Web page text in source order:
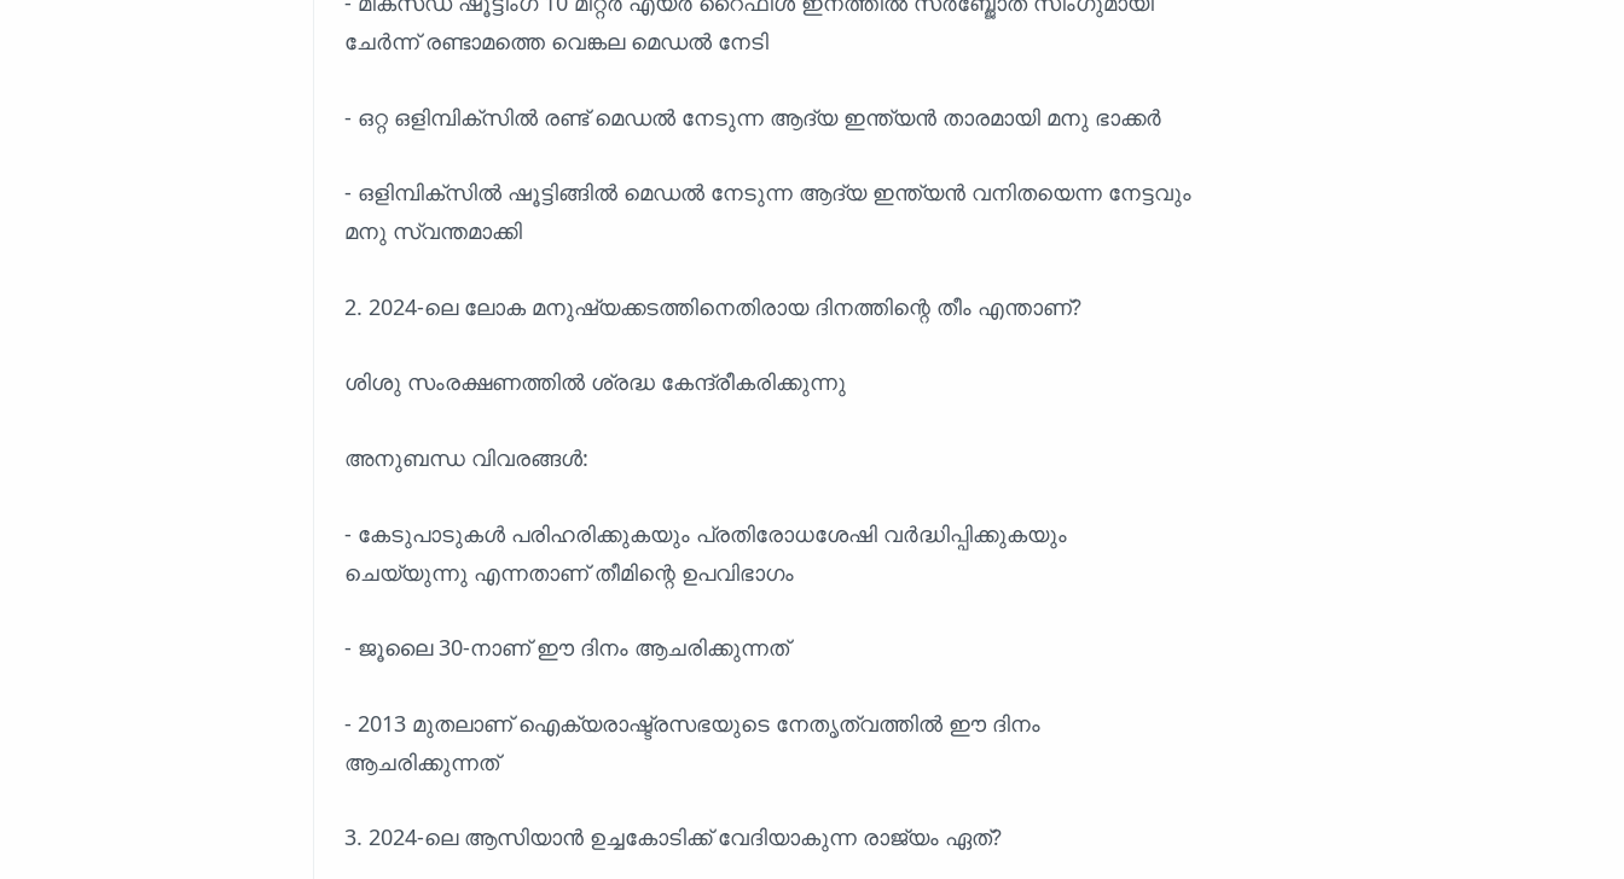
ചേർന്ന് രണ്ടാമത്തെ വെങ്കല മെഡൽ നേടി
- ഒറ്റ ഒളിമ്പിക്സിൽ രണ്ട് മെഡൽ നേടുന്ന ആദ്യ ഇന്ത്യൻ താരമായി മനു ഭാക്കർ
- ഒളിമ്പിക്സിൽ ഷൂട്ടിങ്ങിൽ മെഡൽ നേടുന്ന ആദ്യ ഇന്ത്യൻ വനിതയെന്ന നേട്ടവും
മനു സ്വന്തമാക്കി
2. 2024-ലെ ലോക മനുഷ്യക്കടത്തിനെതിരായ ദിനത്തിന്റെ തീം എന്താണ്?
ശിശു സംരക്ഷണത്തിൽ ശ്രദ്ധ കേന്ദ്രീകരിക്കുന്നു
അനുബന്ധ വിവരങ്ങൾ:
- കേടുപാടുകൾ പരിഹരിക്കുകയും പ്രതിരോധശേഷി വർദ്ധിപ്പിക്കുകയും
ചെയ്യുന്നു എന്നതാണ് തീമിന്റെ ഉപവിഭാഗം
- ജൂലൈ 30-നാണ് ഈ ദിനം ആചരിക്കുന്നത്
- 2013 മുതലാണ് ഐക്യരാഷ്ട്രസഭയുടെ നേതൃത്വത്തിൽ ഈ ദിനം
ആചരിക്കുന്നത്
3. 2024-ലെ ആസിയാൻ ഉച്ചകോടിക്ക് വേദിയാകുന്ന രാജ്യം ഏത്?